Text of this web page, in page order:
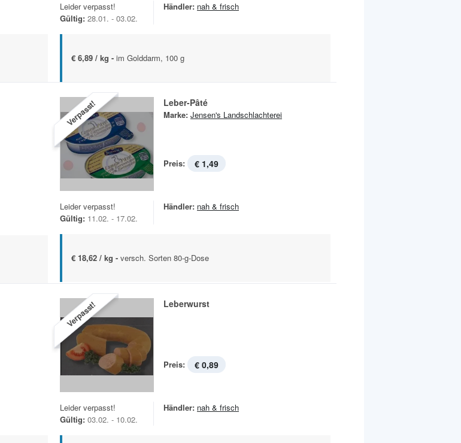
Leider verpasst!
Gültig: 28.01. - 03.02.
Händler: nah & frisch
€ 6,89 / kg - im Golddarm, 100 g
Verpasst! Leber-Pâté
Marke: Jensen's Landschlachterei
Preis: € 1,49
Leider verpasst!
Gültig: 11.02. - 17.02.
Händler: nah & frisch
€ 18,62 / kg - versch. Sorten 80-g-Dose
Verpasst! Leberwurst
Preis: € 0,89
Leider verpasst!
Gültig: 03.02. - 10.02.
Händler: nah & frisch